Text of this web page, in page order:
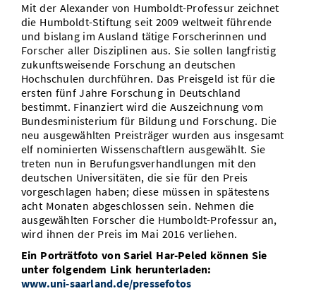
Mit der Alexander von Humboldt-Professur zeichnet
die Humboldt-Stiftung seit 2009 weltweit führende
und bislang im Ausland tätige Forscherinnen und
Forscher aller Disziplinen aus. Sie sollen langfristig
zukunftsweisende Forschung an deutschen
Hochschulen durchführen. Das Preisgeld ist für die
ersten fünf Jahre Forschung in Deutschland
bestimmt. Finanziert wird die Auszeichnung vom
Bundesministerium für Bildung und Forschung. Die
neu ausgewählten Preisträger wurden aus insgesamt
elf nominierten Wissenschaftlern ausgewählt. Sie
treten nun in Berufungsverhandlungen mit den
deutschen Universitäten, die sie für den Preis
vorgeschlagen haben; diese müssen in spätestens
acht Monaten abgeschlossen sein. Nehmen die
ausgewählten Forscher die Humboldt-Professur an,
wird ihnen der Preis im Mai 2016 verliehen.
Ein Porträtfoto von Sariel Har-Peled können Sie
unter folgendem Link herunterladen:
www.uni-saarland.de/pressefotos